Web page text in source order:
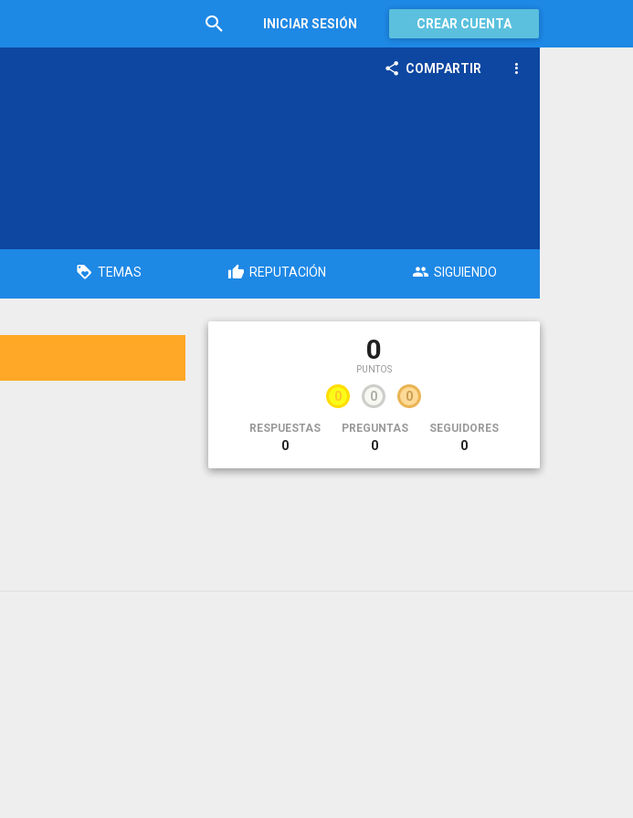
INICIAR SESIÓN CREAR CUENTA
COMPARTIR
TEMAS REPUTACIÓN SIGUIENDO
0
PUNTOS
0 0 0
RESPUESTAS
0
PREGUNTAS
0
SEGUIDORES
0